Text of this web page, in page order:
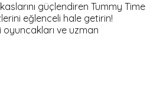
güçlendiren Tummy Time
eğlenceli hale getirin!
ve uzman